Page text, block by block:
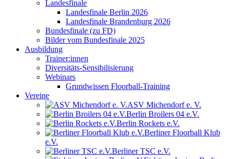
Landesfinale
Landesfinale Berlin 2026
Landesfinale Brandenburg 2026
Bundesfinale (zu FD)
Bilder vom Bundesfinale 2025
Ausbildung
Trainer:innen
Diversitäts-Sensibilisierung
Webinars
Grundwissen Floorball-Training
Vereine
ASV Michendorf e. V.
Berlin Broilers 04 e.V.
Berlin Rockets e.V.
Berliner Floorball Klub
e.V.
Berliner TSC e.V.